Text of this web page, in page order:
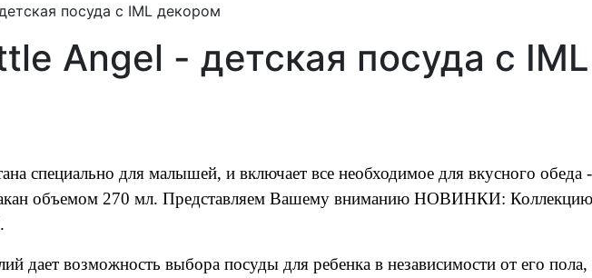
посуда с IML декором
Angel - детская посуда с IML
специально для малышей, и включает все необходимое для вкусного обеда
объемом 270 мл. Представляем Вашему вниманию НОВИНКИ:
дает возможность выбора посуды для ребенка в независимости от его